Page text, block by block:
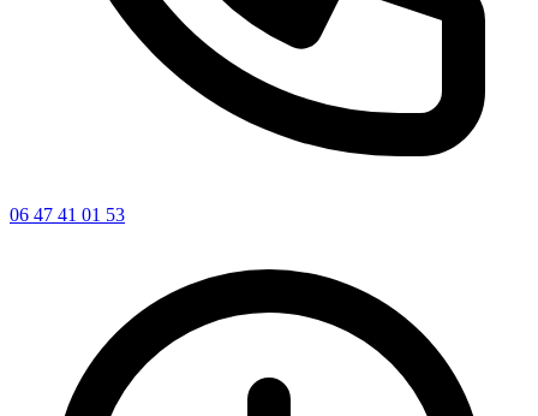
06 47 41 01 53